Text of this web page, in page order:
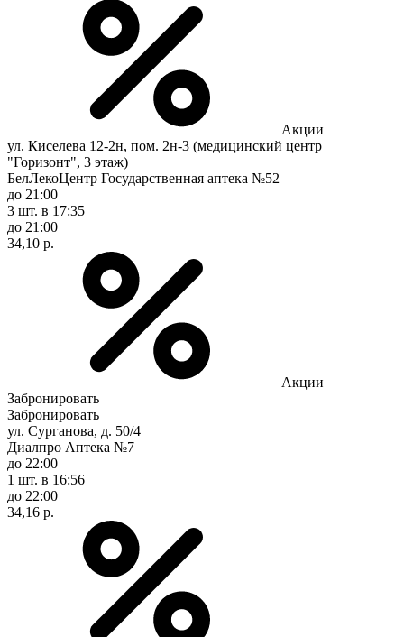
Акции
ул. Киселева 12-2н, пом. 2н-3 (медицинский центр
"Горизонт", 3 этаж)
БелЛекоЦентр Государственная аптека №52
до 21:00
3 шт. в 17:35
до 21:00
34,10 р.
Акции
Забронировать
Забронировать
ул. Сурганова, д. 50/4
Диалпро Аптека №7
до 22:00
1 шт. в 16:56
до 22:00
34,16 р.